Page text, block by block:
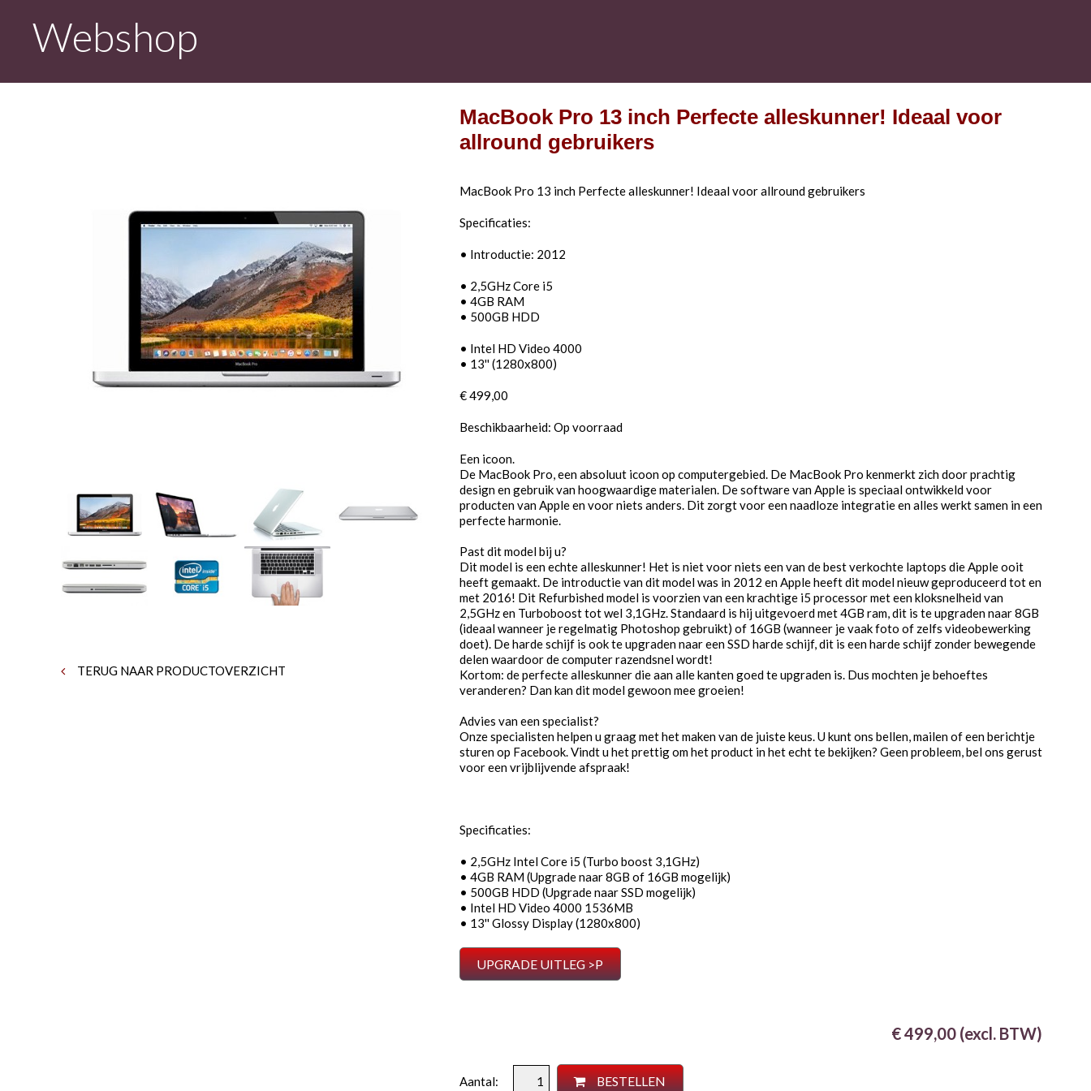
Webshop
TERUG NAAR PRODUCTOVERZICHT
MacBook Pro 13 inch Perfecte alleskunner! Ideaal voor
allround gebruikers
MacBook Pro 13 inch Perfecte alleskunner! Ideaal voor allround gebruikers
Specificaties:
• Introductie: 2012
• 2,5GHz Core i5
• 4GB RAM
• 500GB HDD
• Intel HD Video 4000
• 13'' (1280x800)
€ 499,00
Beschikbaarheid: Op voorraad
Een icoon.
De MacBook Pro, een absoluut icoon op computergebied. De MacBook Pro kenmerkt zich door prachtig
design en gebruik van hoogwaardige materialen. De software van Apple is speciaal ontwikkeld voor
producten van Apple en voor niets anders. Dit zorgt voor een naadloze integratie en alles werkt samen in een
perfecte harmonie.
Past dit model bij u?
Dit model is een echte alleskunner! Het is niet voor niets een van de best verkochte laptops die Apple ooit
heeft gemaakt. De introductie van dit model was in 2012 en Apple heeft dit model nieuw geproduceerd tot en
met 2016! Dit Refurbished model is voorzien van een krachtige i5 processor met een kloksnelheid van
2,5GHz en Turboboost tot wel 3,1GHz. Standaard is hij uitgevoerd met 4GB ram, dit is te upgraden naar 8GB
(ideaal wanneer je regelmatig Photoshop gebruikt) of 16GB (wanneer je vaak foto of zelfs videobewerking
doet). De harde schijf is ook te upgraden naar een SSD harde schijf, dit is een harde schijf zonder bewegende
delen waardoor de computer razendsnel wordt!
Kortom: de perfecte alleskunner die aan alle kanten goed te upgraden is. Dus mochten je behoeftes
veranderen? Dan kan dit model gewoon mee groeien!
Advies van een specialist?
Onze specialisten helpen u graag met het maken van de juiste keus. U kunt ons bellen, mailen of een berichtje
sturen op Facebook. Vindt u het prettig om het product in het echt te bekijken? Geen probleem, bel ons gerust
voor een vrijblijvende afspraak!
Specificaties:
• 2,5GHz Intel Core i5 (Turbo boost 3,1GHz)
• 4GB RAM (Upgrade naar 8GB of 16GB mogelijk)
• 500GB HDD (Upgrade naar SSD mogelijk)
• Intel HD Video 4000 1536MB
• 13'' Glossy Display (1280x800)
UPGRADE UITLEG >P
€ 499,00 (excl. BTW)
Aantal: BESTELLEN